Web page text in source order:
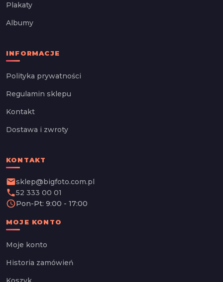
Plakaty
Albumy
INFORMACJE
Polityka prywatności
Regulamin sklepu
Kontakt
Dostawa i zwroty
KONTAKT
emailsklep@bigfoto.com.pl
phone52 333 00 01
schedulePon-Pt: 9:00 - 17:00
MOJE KONTO
Moje konto
Historia zamówień